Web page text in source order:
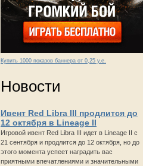
Купить 1000 показов баннера от 0,25 у.е.
Новости
Ивент Red Libra III продлится до
12 октября в Lineage II
Игровой ивент Red Libra III идет в Lineage II с
21 сентября и продлится до 12 октября, но до
этого момента успеет наградить вас
приятными впечатлениями и значительными